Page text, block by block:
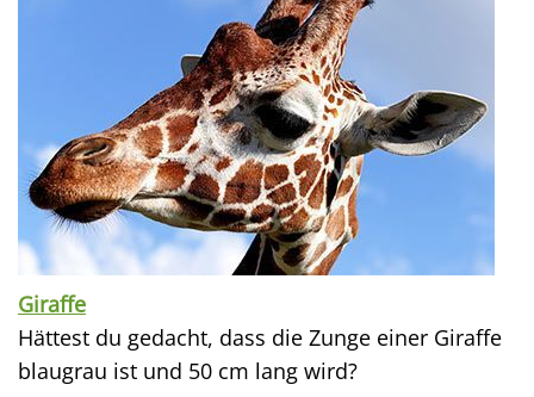
Giraffe
Hättest du gedacht, dass die Zunge einer Giraffe
blaugrau ist und 50 cm lang wird?